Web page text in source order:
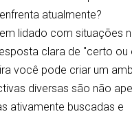
atualmente?
lidado com situações
clara de "certo ou
você pode criar um
diversas são não
ativamente buscadas e